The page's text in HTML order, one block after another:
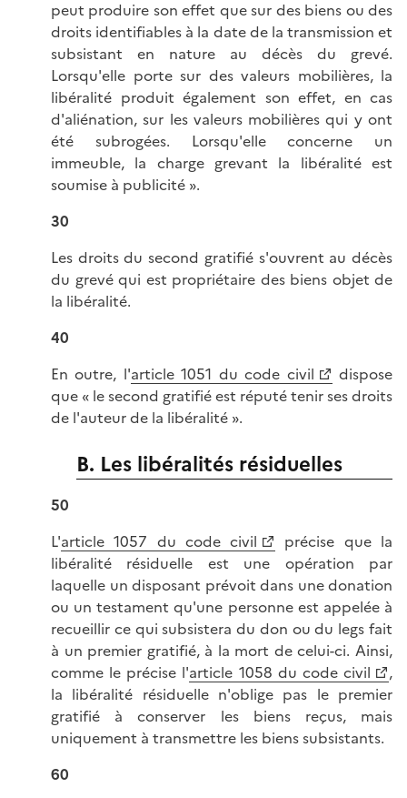
peut produire son effet que sur des biens ou des
droits identifiables à la date de la transmission et
subsistant en nature au décès du grevé.
Lorsqu'elle porte sur des valeurs mobilières, la
libéralité produit également son effet, en cas
d'aliénation, sur les valeurs mobilières qui y ont
été subrogées. Lorsqu'elle concerne un
immeuble, la charge grevant la libéralité est
soumise à publicité ».
30
Les droits du second gratifié s'ouvrent au décès
du grevé qui est propriétaire des biens objet de
la libéralité.
40
En outre, l'article 1051 du code civil
dispose
que « le second gratifié est réputé tenir ses droits
de l'auteur de la libéralité ».
B. Les libéralités résiduelles
50
L'article 1057 du code civil
précise que la
libéralité résiduelle est une opération par
laquelle un disposant prévoit dans une donation
ou un testament qu'une personne est appelée à
recueillir ce qui subsistera du don ou du legs fait
à un premier gratifié, à la mort de celui-ci. Ainsi,
comme le précise l'article 1058 du code civil
,
la libéralité résiduelle n'oblige pas le premier
gratifié à conserver les biens reçus, mais
uniquement à transmettre les biens subsistants.
60